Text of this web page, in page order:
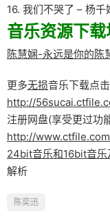
16. 我们不哭了 – 杨
音乐资源下载
陈慧娴-永远是你的陈
更多无损音乐下载点击
http://
注册网盘(享受更过功能
http://
24bit音乐和16bit音乐
解析
陈奕迅